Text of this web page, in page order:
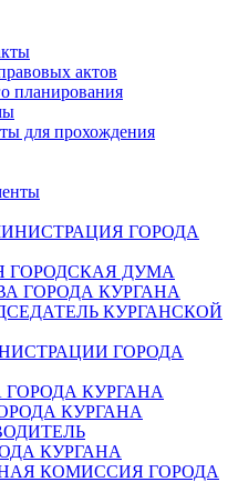
актов
планирования
для прохождения
ГОРОДА
ГОРОДСКАЯ ДУМА
ГОРОДА КУРГАНА
КУРГАНСКОЙ
ГОРОДА
КУРГАНА
КУРГАНА
КУРГАНА
КОМИССИЯ ГОРОДА